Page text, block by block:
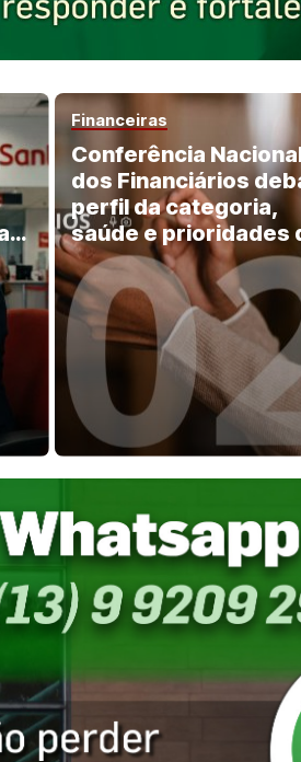
Financeiras
Conferência
dos Financiários
perfil da categoria,
saúde e prioridades
Campanha Nacional
2026